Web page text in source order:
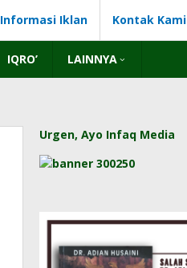
Informasi Iklan Kontak Kami
IQRO’ LAINNYA
Urgen, Ayo Infaq Media